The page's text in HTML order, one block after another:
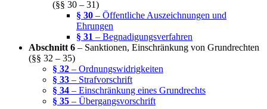
(§§ 30 – 31)
§ 30 – Öffentliche Auszeichnungen und
Ehrungen
§ 31 – Begnadigungsverfahren
Abschnitt 6 – Sanktionen, Einschränkung von Grundrechten
(§§ 32 – 35)
§ 32 – Ordnungswidrigkeiten
§ 33 – Strafvorschrift
§ 34 – Einschränkung eines Grundrechts
§ 35 – Übergangsvorschrift